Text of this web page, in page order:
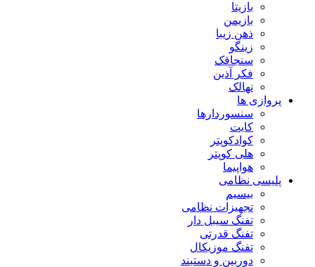
بازیتا
بازیمن
ذهن زیبا
زینگو
سنجاقک
فکر آذین
نهالک
پروازی ها
سنسوردارها
کایت
کوادکوپتر
هلی کوپتر
هواپیما
پلیسی نظامی
بیسیم
تجهیزات نظامی
تفنگ سیبل دار
تفنگ قدرتی
تفنگ موزیکال
دوربین و دستبند